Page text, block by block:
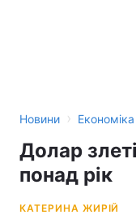
Новини › Економіка
Долар
понад рік
КАТЕРИНА ЖИРІЙ